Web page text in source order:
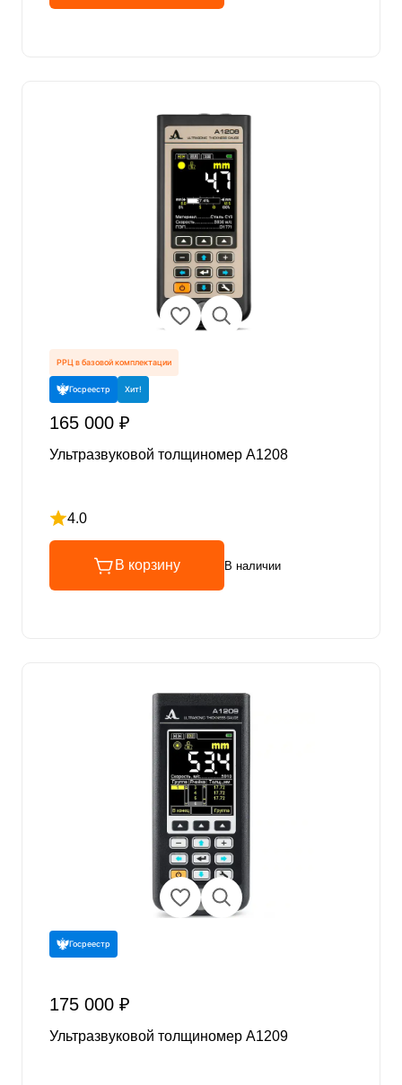
РРЦ в базовой комплектации
Госреестр Хит!
165 000 ₽
Ультразвуковой толщиномер А1208
4.0
Рейтинг 4 из 5
В корзину В наличии
Госреестр
175 000 ₽
Ультразвуковой толщиномер А1209